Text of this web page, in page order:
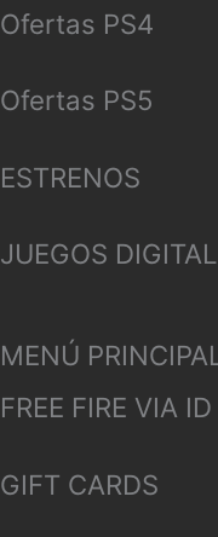
Ofertas PS4
Ofertas PS5
ESTRENOS
JUEGOS
MENÚ
FREE FIRE VIA
GIFT CARDS